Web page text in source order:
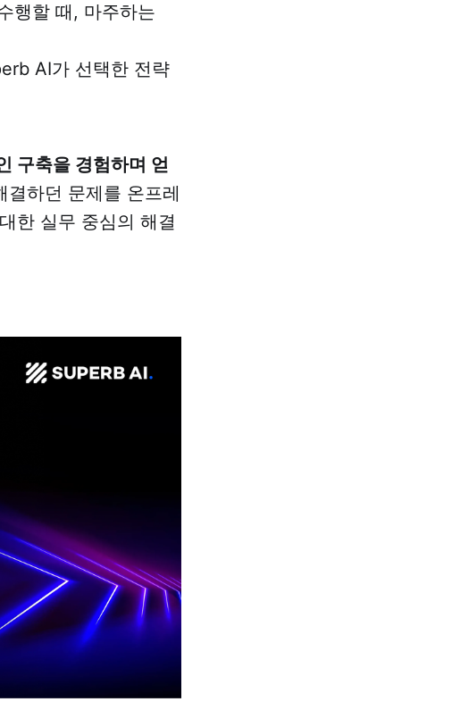
행할 때, 마주하는
AI가 선택한 전략
구축을 경험하며 얻
결하던 문제를 온프레
한 실무 중심의 해결